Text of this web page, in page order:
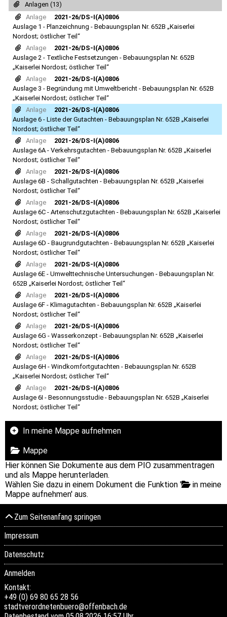
Anlagen (13)
Anlage
2021-26/DS-I(A)0806
Auslage 1 - Planzeichnung - Bebauungsplan Nr. 652B „Kaiserlei
Nordost; östlicher Teil“
Anlage
2021-26/DS-I(A)0806
Auslage 2 - Textliche Festsetzungen - Bebauungsplan Nr. 652B
„Kaiserlei Nordost; östlicher Teil“
Anlage
2021-26/DS-I(A)0806
Auslage 3 - Begründung mit Umweltbericht - Bebauungsplan Nr. 652B
„Kaiserlei Nordost; östlicher Teil“
Anlage
2021-26/DS-I(A)0806
Auslage 6 - Liste der Gutachten - Bebauungsplan Nr. 652B „Kaiserlei
Nordost; östlicher Teil“
Anlage
2021-26/DS-I(A)0806
Auslage 6A - Verkehrsgutachten - Bebauungsplan Nr. 652B „Kaiserlei
Nordost; östlicher Teil“
Anlage
2021-26/DS-I(A)0806
Auslage 6B - Schallgutachten - Bebauungsplan Nr. 652B „Kaiserlei
Nordost; östlicher Teil“
Anlage
2021-26/DS-I(A)0806
Auslage 6C - Artenschutzgutachten - Bebauungsplan Nr. 652B „Kaiserlei
Nordost; östlicher Teil“
Anlage
2021-26/DS-I(A)0806
Auslage 6D - Baugrundgutachten - Bebauungsplan Nr. 652B „Kaiserlei
Nordost; östlicher Teil“
Anlage
2021-26/DS-I(A)0806
Auslage 6E - Umwelttechnische Untersuchungen - Bebauungsplan Nr.
652B „Kaiserlei Nordost; östlicher Teil“
Anlage
2021-26/DS-I(A)0806
Auslage 6F - Klimagutachten - Bebauungsplan Nr. 652B „Kaiserlei
Nordost; östlicher Teil“
Anlage
2021-26/DS-I(A)0806
Auslage 6G - Wasserkonzept - Bebauungsplan Nr. 652B „Kaiserlei
Nordost; östlicher Teil“
Anlage
2021-26/DS-I(A)0806
Auslage 6H - Windkomfortgutachten - Bebauungsplan Nr. 652B
„Kaiserlei Nordost; östlicher Teil“
Anlage
2021-26/DS-I(A)0806
Auslage 6I - Besonnungsstudie - Bebauungsplan Nr. 652B „Kaiserlei
Nordost; östlicher Teil“
In meine Mappe aufnehmen
Mappe
Hier können Sie Dokumente aus dem PIO zusammentragen
und als Mappe herunterladen.
Wählen Sie dazu in einem Dokument die Funktion '
in meine
Mappe aufnehmen' aus.
Zum Seitenanfang springen
Impressum
Datenschutz
Anmelden
Kontakt:
+49 (0) 69 80 65 28 56
stadtverordnetenbuero@offenbach.de